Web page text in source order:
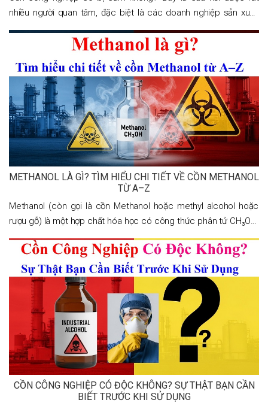
nhiều người quan tâm, đặc biệt là các doanh nghiệp sản xuất,
kinh doanh hóa chất, cũng như người tiêu dùng khi sử dụng sản
phẩm chứa cồn. Bài
METHANOL LÀ GÌ? TÌM HIỂU CHI TIẾT VỀ CỒN METHANOL
TỪ A–Z
Methanol (còn gọi là cồn Methanol hoặc methyl alcohol hoặc
rượu gỗ) là một hợp chất hóa học có công thức phân tử CH₃OH.
Đây là loại alcohol đơn giản nhất, tồn tại ở dạng chất lỏng không
màu, dễ bay hơi, có
CỒN CÔNG NGHIỆP CÓ ĐỘC KHÔNG? SỰ THẬT BẠN CẦN
BIẾT TRƯỚC KHI SỬ DỤNG